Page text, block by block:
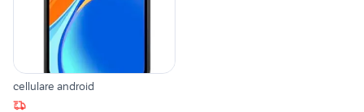
cellulare android